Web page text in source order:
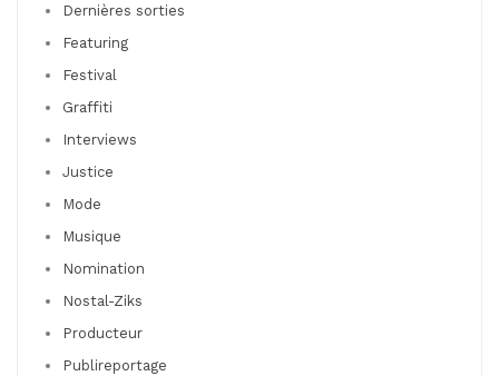
Dernières sorties
Featuring
Festival
Graffiti
Interviews
Justice
Mode
Musique
Nomination
Nostal-Ziks
Producteur
Publireportage